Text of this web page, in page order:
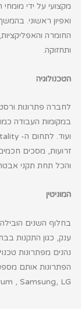
מקצועי על ידי
ואפיון ראשוני.
החומרה
ותחזוקה.
הטכנולוגיה
לחברה פתרונות
במקומות העבודה
ועוד. לתחום ה-
זרועות, מסכים חכמים
והכל תחת תקני
המוניטין
בחלוף השנים
ענק, כגון התקנות
נהנים מפתרונות
הפתרונות אותם
, Samsung, LG